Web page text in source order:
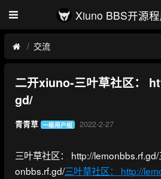
Xiuno BBS开源
交流
二开xiuno-三叶草社区：
gd/
青青草 一级用户组 2022-2-27
三叶草社区： http://
onbbs.rf.gd/三叶草社区： http://